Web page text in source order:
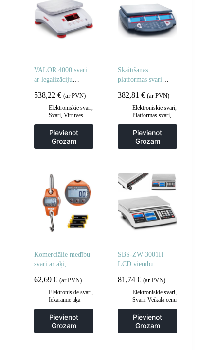
VALOR 4000 svari
ar legalizāciju
vajadzībām,
ūdensizturīgi, IP68,
LED, 3 kg / 1 g –
OHAUS
V41PWE3T-M
538,22 € (ar PVN)
Elektroniskie svari
Svari Virtuves
Pievienot
Grozam
Skaitīšanas
platformas svari
1000 15 kg / 1 g –
OHAUS RC11P15
382,81€ (ar PVN)
Elektroniskie svari
Platformas svari,
Pievienot
Grozam
Komerciālie medību
svari ar āķi,
KW-300/100-O LCD
līdz 300 kg
62,69 € (ar PVN)
Elektroniskie svari,
Iekaramie āķa
Pievienot
Grozam
SBS-ZW-3001H
LCD vienību
kontrolsvars līdz 30
81,74€ (ar PVN)
Elektroniskie svari,
Svari,Veikala cenu
Pievienot
Grozam